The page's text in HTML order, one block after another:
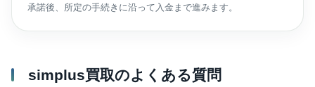
承諾後、所定の手続きに沿って入金まで進みます。
simplus買取のよくある質問